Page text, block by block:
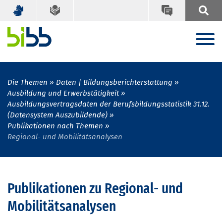
Die Themen
Daten | Bildungsberichterstattung
Ausbildung und Erwerbstätigkeit
Ausbildungsvertragsdaten der Berufsbildungsstatistik 31.12.
(Datensystem Auszubildende)
Publikationen nach Themen
Regional- und Mobilitätsanalysen
Publikationen zu Regional- und
Mobilitätsanalysen